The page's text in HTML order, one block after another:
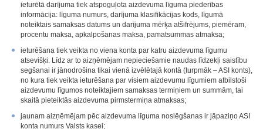
ieturētā darījuma tiek atspoguļota aizdevuma līguma piederības
informācija: līguma numurs, darījuma klasifikācijas kods, līgumā
noteiktais samaksas datums un darījuma mērķa atšifrējums, piemēram,
procentu maksa, apkalpošanas maksa, pamatsummas atmaksa;
ieturēšana tiek veikta no viena konta par katru aizdevuma līgumu
atsevišķi. Līdz ar to aizņēmējam nepieciešamie naudas līdzekļi saistību
segšanai ir jānodrošina tikai vienā izvēlētajā kontā (turpmāk – ASI konts),
no kura tiek veikta ieturēšana par visiem aizdevumu līgumiem atbilstoši
aizdevumu līgumos noteiktajiem samaksas termiņiem un summām, tai
skaitā pieteiktās aizdevuma pirmstermiņa atmaksas;
jaunam aizņēmējam pēc aizdevuma līguma noslēgšanas ir jāpaziņo ASI
konta numurs Valsts kasei;